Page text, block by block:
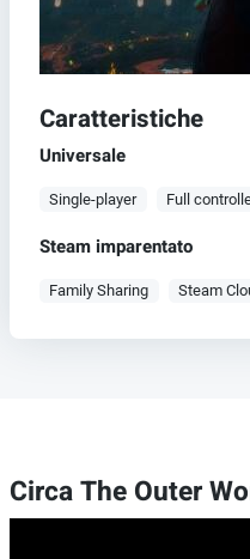
Caratteristiche
Universale
Single-player Full
Steam imparentato
Family Sharing Steam
Circa The Outer